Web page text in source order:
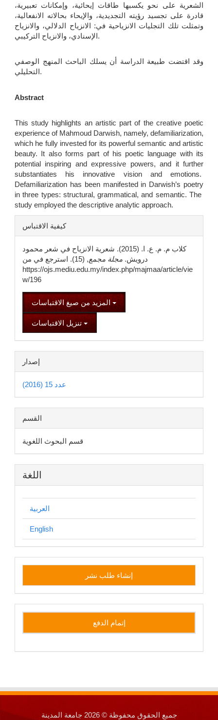
الشعرية على نحو يكسبها طاقات إيحائية، وإمكانات تعبيرية،
قادرة على تجسيد رؤيته التجديدية، والإيحاء بحالاته الانفعالية،
وتمثلت تلك التجليات الانزياحية في: الانزياح الدلالي، والانزياح
الإسنادي، والانزياح التركيبي.
وقد اقتضت طبيعة الدراسة أن يسلك الباحث المنهج الوصفي
التحليلي.
Abstract
This study highlights an artistic part of the creative poetic
experience of Mahmoud Darwish, namely, defamiliarization,
which he fully invested for its powerful semantic and artistic
beauty. It also forms part of his poetic language with its
potential inspiring and expressive powers, and it further
substantiates his innovative vision and emotions.
Defamiliarization has been manifested in Darwish’s poetry
in three types: structural, grammatical, and semantic. The
study employed the descriptive analytic approach.
تفاصيل
المقالة
كيفية الاقتباس
كلاب م. م. ع. ا. (2015). شعرية الانزياح في شعر محمود
درويش. مجلة مجمع
, (15). استرجع في من
https://ojs.mediu.edu.my/index.php/majmaa/article/vie
w/196
المزيد من صيغ الاقتباسات
تنزيل الاقتباسات
إصدار
عدد 15 (2016)
القسم
قسم البحوث اللغوية
اللغة
العربية
English
إنشاء
طلب
نشر
إنشاء طلب نشر
side
إتمام الدفع
جميع الحقوق محفوظة © 2026 جامعة المدينة